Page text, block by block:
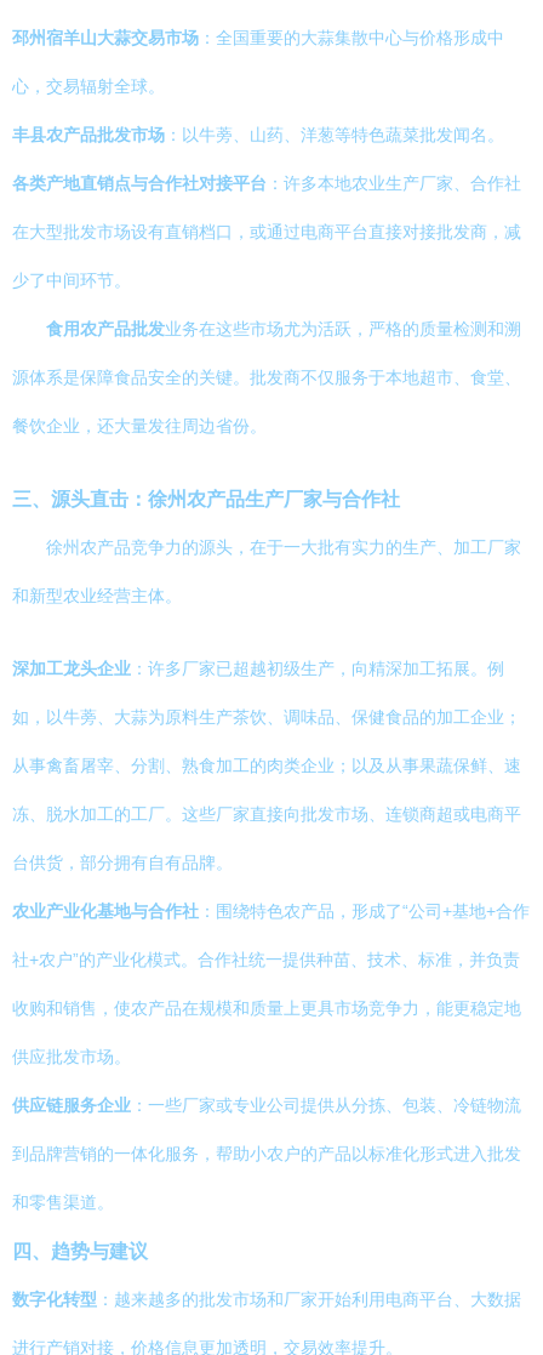
邳州宿羊山大蒜交易市场 ：全国重要的大蒜集散中心与价格形成中
心，交易辐射全球。
丰县农产品批发市场 ：以牛蒡、山药、洋葱等特色蔬菜批发闻名。
各类产地直销点与合作社对接平台 ：许多本地农业生产厂家、合作社
在大型批发市场设有直销档口，或通过电商平台直接对接批发商，减
少了中间环节。
食用农产品批发业务在这些市场尤为活跃，严格的质量检测和溯
源体系是保障食品安全的关键。批发商不仅服务于本地超市、食堂、
餐饮企业，还大量发往周边省份。
三、源头直击：徐州农产品生产厂家与合作社
徐州农产品竞争力的源头，在于一大批有实力的生产、加工厂家
和新型农业经营主体。
深加工龙头企业 ：许多厂家已超越初级生产，向精深加工拓展。例
如，以牛蒡、大蒜为原料生产茶饮、调味品、保健食品的加工企业；
从事禽畜屠宰、分割、熟食加工的肉类企业；以及从事果蔬保鲜、速
冻、脱水加工的工厂。这些厂家直接向批发市场、连锁商超或电商平
台供货，部分拥有自有品牌。
农业产业化基地与合作社 ：围绕特色农产品，形成了“公司+基地+合作
社+农户”的产业化模式。合作社统一提供种苗、技术、标准，并负责
收购和销售，使农产品在规模和质量上更具市场竞争力，能更稳定地
供应批发市场。
供应链服务企业 ：一些厂家或专业公司提供从分拣、包装、冷链物流
到品牌营销的一体化服务，帮助小农户的产品以标准化形式进入批发
和零售渠道。
四、趋势与建议
数字化转型 ：越来越多的批发市场和厂家开始利用电商平台、大数据
进行产销对接，价格信息更加透明，交易效率提升。